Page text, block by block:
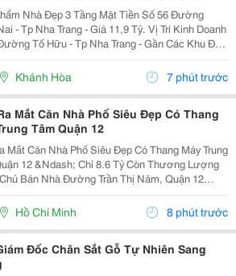
Nhà Đẹp 3 Tầng Mặt Tiền Số 56 Đường
- Tp Nha Trang - Giá 11,9 Tỷ. Vị Trí Kinh Doanh
Tố Hữu - Tp Nha Trang - Gần Các Khu Đô
Mới Đẹp 3 Tầng Mặt Tiền + 1 Mặt Hẻm - Kiến
Đại - Đầy Đủ Tiện Nghi. - Nhà Có...
Khánh Hòa 7 phút trước
Mắt Căn Nhà Phố Siêu Đẹp Có Thang
Tâm Quận 12
Mắt Căn Nhà Phố Siêu Đẹp Có Thang Máy Trung
12 &Ndash; Chỉ 8.6 Tỷ Còn Thương Lượng
Bán Nhà Đường Trần Thị Năm, Quận 12
Vị Trí Đẹp, Khu Dân Cư Hiện Hữu, Tiện Ích Đầy
Đủ. Diện Tích: 4M &Times; 20M Nhà...
Hồ Chí Minh 8 phút trước
Đốc Chân Sắt Gỗ Tự Nhiên Sang